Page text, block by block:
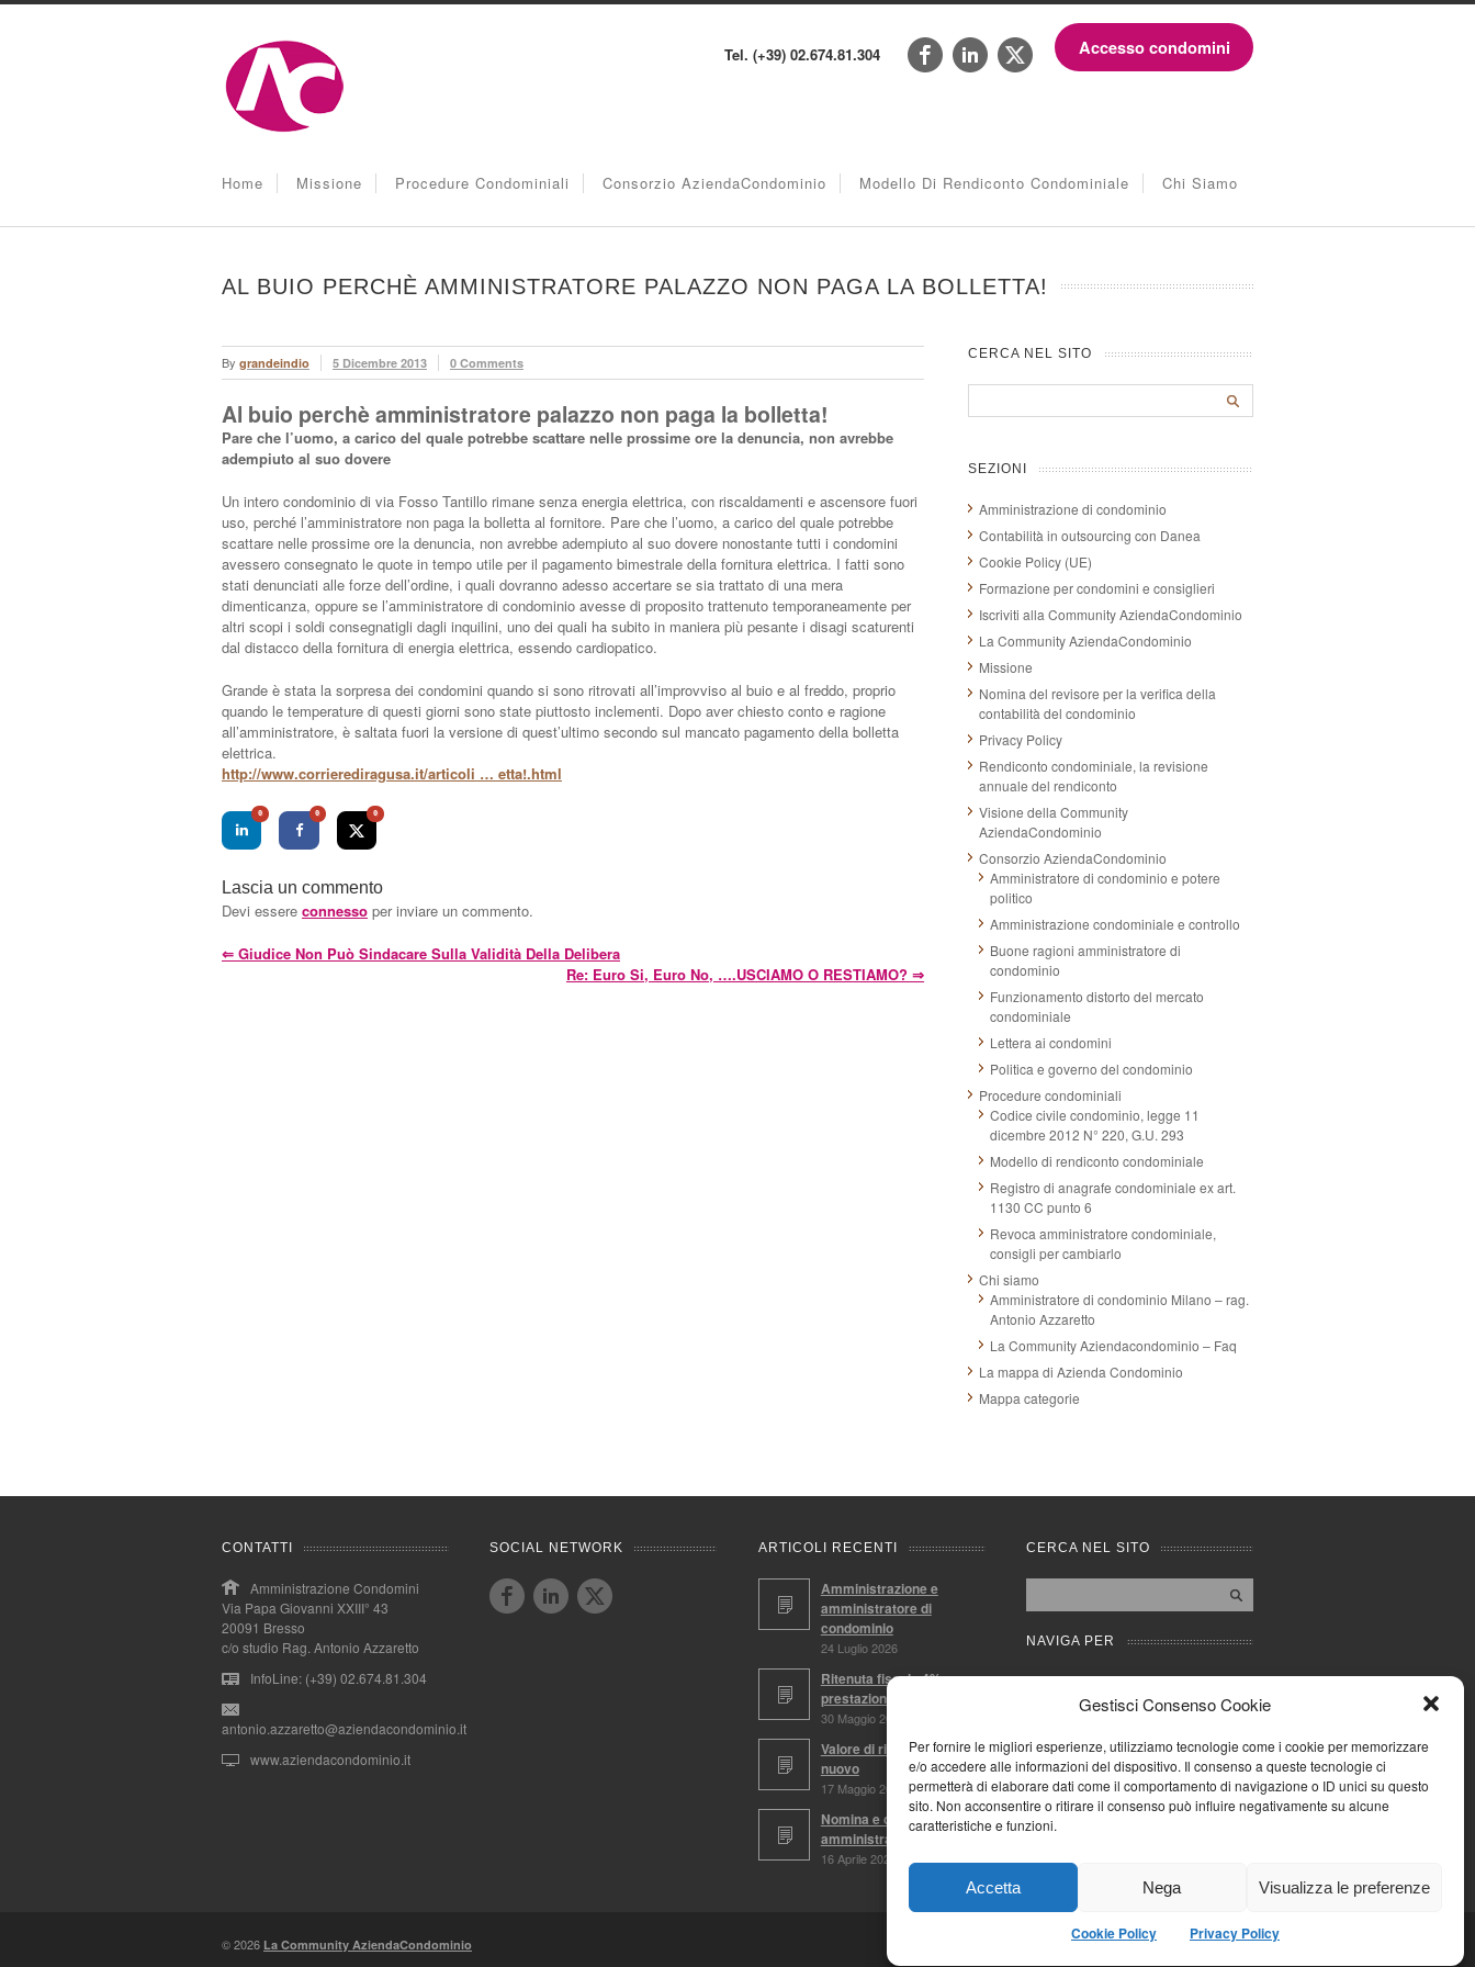
Gestisci Consenso Cookie
Per fornire le migliori esperienze, utilizziamo tecnologie come i cookie per memorizzare
e/o accedere alle informazioni del dispositivo. Il consenso a queste tecnologie ci
permetterà di elaborare dati come il comportamento di navigazione o ID unici su questo
sito. Non acconsentire o ritirare il consenso può influire negativamente su alcune
caratteristiche e funzioni.
Accetta Nega Visualizza le preferenze
Cookie Policy Privacy Policy
Tel. (+39) 02.674.81.304 Accesso condomini
Home Missione Procedure Condominiali Consorzio AziendaCondominio Modello Di Rendiconto Condominiale Chi Siamo
AL BUIO PERCHÈ AMMINISTRATORE PALAZZO NON PAGA LA BOLLETTA!
By grandeindio 5 Dicembre 2013 0 Comments
Al buio perchè amministratore palazzo non paga la bolletta!
Pare che l’uomo, a carico del quale potrebbe scattare nelle prossime ore la denuncia, non avrebbe
adempiuto al suo dovere
Un intero condominio di via Fosso Tantillo rimane senza energia elettrica, con riscaldamenti e ascensore fuori
uso, perché l’amministratore non paga la bolletta al fornitore. Pare che l’uomo, a carico del quale potrebbe
scattare nelle prossime ore la denuncia, non avrebbe adempiuto al suo dovere nonostante tutti i condomini
avessero consegnato le quote in tempo utile per il pagamento bimestrale della fornitura elettrica. I fatti sono
stati denunciati alle forze dell’ordine, i quali dovranno adesso accertare se sia trattato di una mera
dimenticanza, oppure se l’amministratore di condominio avesse di proposito trattenuto temporaneamente per
altri scopi i soldi consegnatigli dagli inquilini, uno dei quali ha subito in maniera più pesante i disagi scaturenti
dal distacco della fornitura di energia elettrica, essendo cardiopatico.
Grande è stata la sorpresa dei condomini quando si sono ritrovati all’improvviso al buio e al freddo, proprio
quando le temperature di questi giorni sono state piuttosto inclementi. Dopo aver chiesto conto e ragione
all’amministratore, è saltata fuori la versione di quest’ultimo secondo sul mancato pagamento della bolletta
elettrica.
http://www.corrierediragusa.it/articoli … etta!.html
0 0 0
Lascia un commento
Devi essere connesso per inviare un commento.
⇐ Giudice Non Può Sindacare Sulla Validità Della Delibera
Re: Euro Si, Euro No, ….USCIAMO O RESTIAMO? ⇒
CERCA NEL SITO
SEZIONI
Amministrazione di condominio
Contabilità in outsourcing con Danea
Cookie Policy (UE)
Formazione per condomini e consiglieri
Iscriviti alla Community AziendaCondominio
La Community AziendaCondominio
Missione
Nomina del revisore per la verifica della
contabilità del condominio
Privacy Policy
Rendiconto condominiale, la revisione
annuale del rendiconto
Visione della Community
AziendaCondominio
Consorzio AziendaCondominio
Amministratore di condominio e potere
politico
Amministrazione condominiale e controllo
Buone ragioni amministratore di
condominio
Funzionamento distorto del mercato
condominiale
Lettera ai condomini
Politica e governo del condominio
Procedure condominiali
Codice civile condominio, legge 11
dicembre 2012 N° 220, G.U. 293
Modello di rendiconto condominiale
Registro di anagrafe condominiale ex art.
1130 CC punto 6
Revoca amministratore condominiale,
consigli per cambiarlo
Chi siamo
Amministratore di condominio Milano – rag.
Antonio Azzaretto
La Community Aziendacondominio – Faq
La mappa di Azienda Condominio
Mappa categorie
CONTATTI
Amministrazione Condomini
Via Papa Giovanni XXIII° 43
20091 Bresso
c/o studio Rag. Antonio Azzaretto
InfoLine: (+39) 02.674.81.304
antonio.azzaretto@aziendacondominio.it
www.aziendacondominio.it
SOCIAL NETWORK ARTICOLI RECENTI
Amministrazione e
amministratore di
condominio
24 Luglio 2026
Ritenuta fiscale 4%,
prestazioni soggette
30 Maggio 2026
Valore di ricostruzione a
nuovo
17 Maggio 2026
Nomina e conferma
amministratore
16 Aprile 2026
CERCA NEL SITO
NAVIGA PER
Mappa completa
Mappa categorie
Privacy Policy
Forum
Iscriviti alla Community
AziendaCondominio
© 2026 La Community AziendaCondominio